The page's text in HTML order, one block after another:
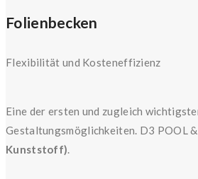
Folienbecken
Flexibilität und Kosteneffizienz
Eine der ersten und zugleich
Gestaltungsmöglichkeiten. D3 POOL
Kunststoff).